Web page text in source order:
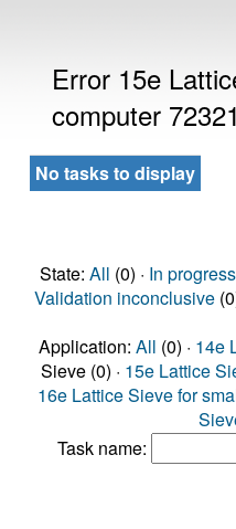
Error 15e
computer
No tasks to display
State: All (0) · In progress
Validation inconclusive
Application: All (0) · 14e
Sieve (0) · 15e Lattice
16e Lattice Sieve for
Task name: